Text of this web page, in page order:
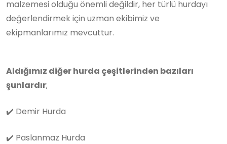
malzemesi olduğu önemli değildir, her türlü hurdayı
değerlendirmek için uzman ekibimiz ve
ekipmanlarımız mevcuttur.
Aldığımız diğer hurda çeşitlerinden bazıları
şunlardır;
✔️ Demir Hurda
✔️ Paslanmaz Hurda